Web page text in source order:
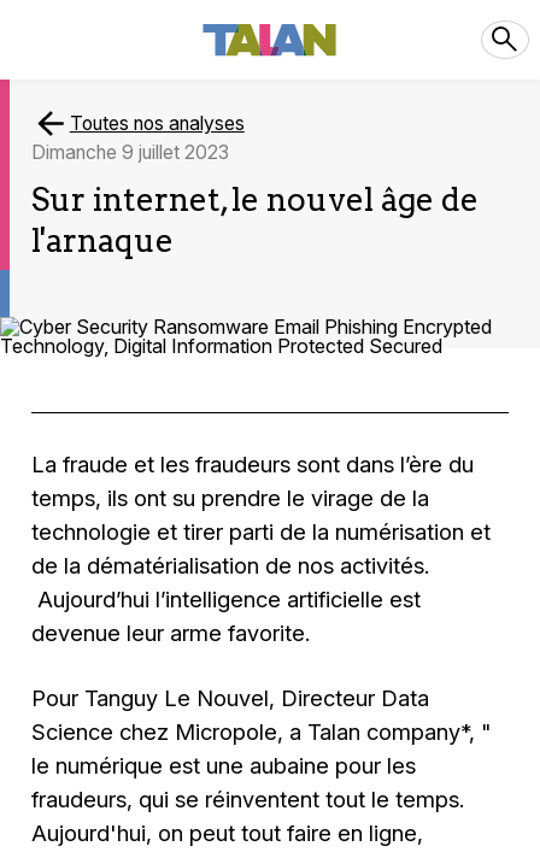
Toutes nos analyses
dimanche 9 juillet 2023
Sur internet, le nouvel âge de
l'arnaque
La fraude et les fraudeurs sont dans l’ère du
temps, ils ont su prendre le virage de la
technologie et tirer parti de la numérisation et
de la dématérialisation de nos activités.
Aujourd’hui l’intelligence artificielle est
devenue leur arme favorite.
Pour Tanguy Le Nouvel, Directeur Data
Science chez Micropole, a Talan company*, "
le numérique est une aubaine pour les
fraudeurs, qui se réinventent tout le temps.
Aujourd'hui, on peut tout faire en ligne,